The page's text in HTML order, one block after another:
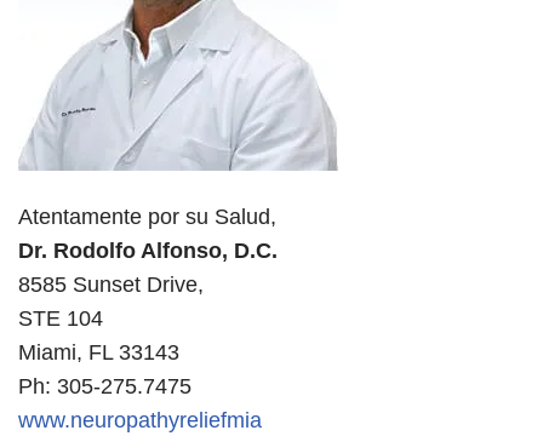
Atentamente por su Salud,
Dr. Rodolfo Alfonso, D.C.
8585 Sunset Drive,
STE 104
Miami, FL 33143
Ph: 305-275.7475
www.neuropathyreliefmia